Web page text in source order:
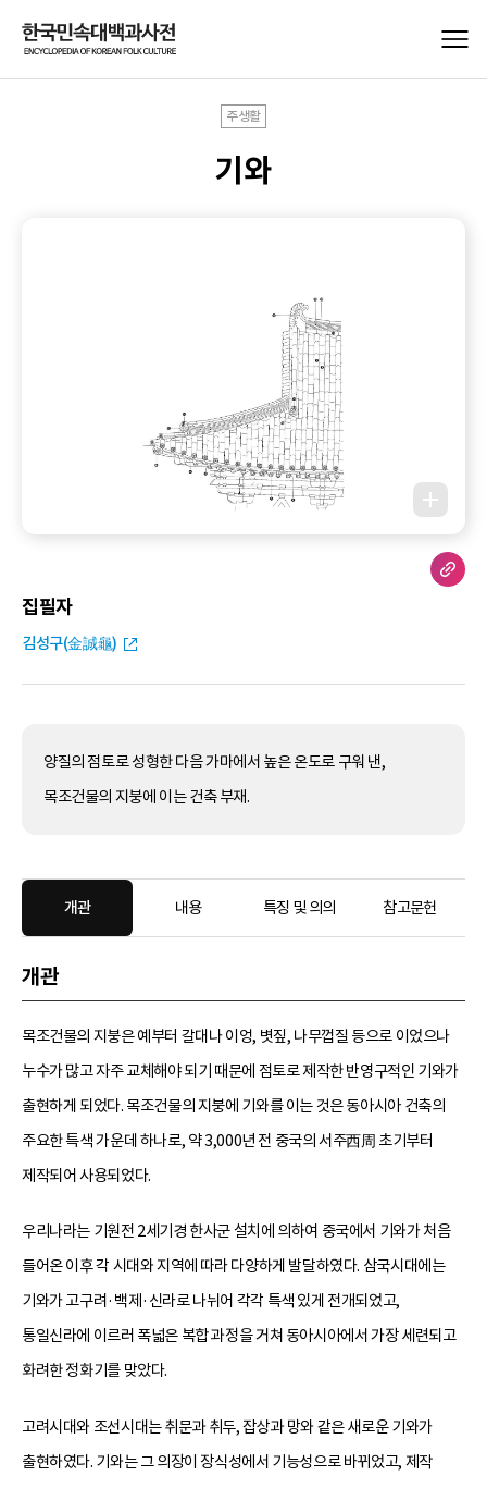
주생활
기와
집필자
김성구(金誠龜)
양질의 점토로 성형한 다음 가마에서 높은 온도로 구워 낸,
목조건물의 지붕에 이는 건축 부재.
개관 내용 특징 및 의의 참고문헌
개관
목조건물의 지붕은 예부터 갈대나 이엉, 볏짚, 나무껍질 등으로 이었으나
누수가 많고 자주 교체해야 되기 때문에 점토로 제작한 반영구적인 기와가
출현하게 되었다. 목조건물의 지붕에 기와를 이는 것은 동아시아 건축의
주요한 특색 가운데 하나로, 약 3,000년 전 중국의 서주西周 초기부터
제작되어 사용되었다.
우리나라는 기원전 2세기경 한사군 설치에 의하여 중국에서 기와가 처음
들어온 이후 각 시대와 지역에 따라 다양하게 발달하였다. 삼국시대에는
기와가 고구려·백제·신라로 나뉘어 각각 특색 있게 전개되었고,
통일신라에 이르러 폭넓은 복합 과정을 거쳐 동아시아에서 가장 세련되고
화려한 정화기를 맞았다.
고려시대와 조선시대는 취문과 취두, 잡상과 망와 같은 새로운 기와가
출현하였다. 기와는 그 의장이 장식성에서 기능성으로 바뀌었고, 제작